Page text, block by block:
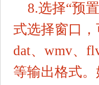
8.选择“预
式选择窗口
dat、wmv、
等输出格式